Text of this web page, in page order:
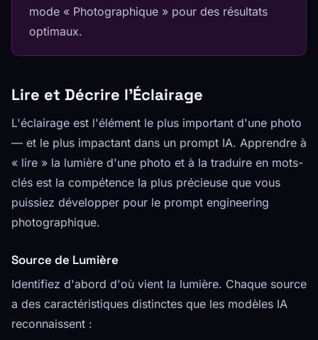
mode « Photographique » pour des résultats
optimaux.
Lire et Décrire l'Éclairage
L'éclairage est l'élément le plus important d'une photo
— et le plus impactant dans un prompt IA. Apprendre à
« lire » la lumière d'une photo et à la traduire en mots-
clés est la compétence la plus précieuse que vous
puissiez développer pour le prompt engineering
photographique.
Source de Lumière
Identifiez d'abord d'où vient la lumière. Chaque source
a des caractéristiques distinctes que les modèles IA
reconnaissent :